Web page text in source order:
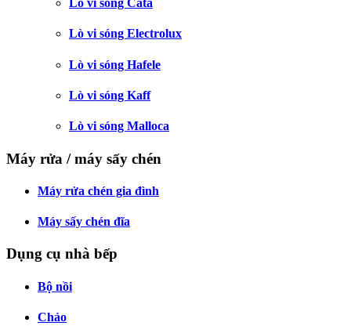
Lò vi sóng Cata
Lò vi sóng Electrolux
Lò vi sóng Hafele
Lò vi sóng Kaff
Lò vi sóng Malloca
Máy rửa / máy sấy chén
Máy rửa chén gia đình
Máy sấy chén đĩa
Dụng cụ nhà bếp
Bộ nồi
Chảo